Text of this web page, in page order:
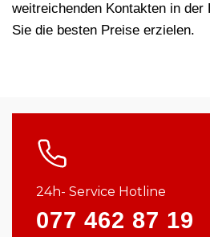
weitreichenden Kontakten in der
Sie die besten Preise erzielen.
24h- Service Hotline
077 462 87 19